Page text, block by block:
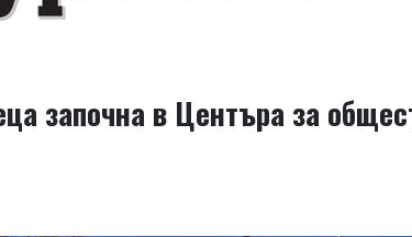
започна в Центъра за